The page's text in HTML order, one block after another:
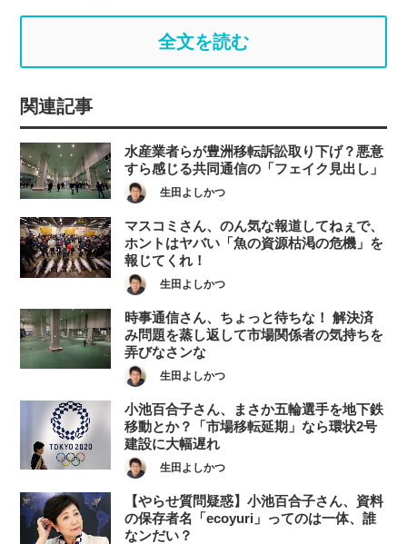
全文を読む
関連記事
水産業者らが豊洲移転訴訟取り下げ？悪意
すら感じる共同通信の「フェイク見出し」
生田よしかつ
マスコミさん、のん気な報道してねぇで、
ホントはヤバい「魚の資源枯渇の危機」を
報じてくれ！
生田よしかつ
時事通信さん、ちょっと待ちな！ 解決済
み問題を蒸し返して市場関係者の気持ちを
弄びなさンな
生田よしかつ
小池百合子さん、まさか五輪選手を地下鉄
移動とか？「市場移転延期」なら環状2号
建設に大幅遅れ
生田よしかつ
【やらせ質問疑惑】小池百合子さん、資料
の保存者名「ecoyuri」ってのは一体、誰
なンだい？